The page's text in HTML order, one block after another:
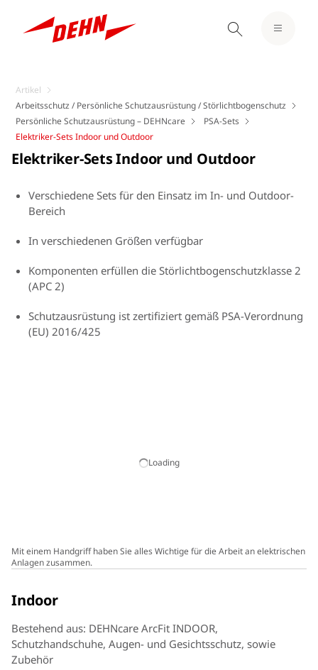
Artikel
Arbeitsschutz / Persönliche Schutzausrüstung / Störlichtbogenschutz
Persönliche Schutzausrüstung – DEHNcare
PSA-Sets
Elektriker-Sets Indoor und Outdoor
Loading
Mit einem Handgriff haben Sie alles Wichtige für die Arbeit an elektrischen
Anlagen zusammen.
Elektriker-Sets Indoor und Outdoor
Verschiedene Sets für den Einsatz im In- und Outdoor-
Bereich
In verschiedenen Größen verfügbar
Komponenten erfüllen die Störlichtbogenschutzklasse 2
(APC 2)
Schutzausrüstung ist zertifiziert gemäß PSA-Verordnung
(EU) 2016/425
Indoor
Bestehend aus: DEHNcare ArcFit INDOOR,
Schutzhandschuhe, Augen- und Gesichtsschutz, sowie
Zubehör